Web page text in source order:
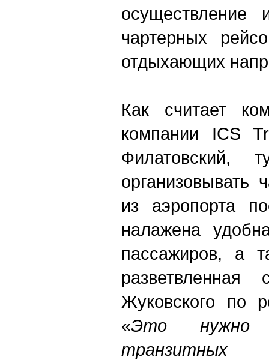
осуществление
чартерных
отдыхающих
Как считает
компании ICS
Филатовский,
организовывать
из аэропорта
налажена
пассажиров, а
Жуковского по
«Это нужно